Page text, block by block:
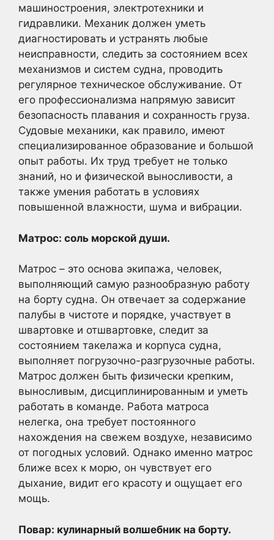
машиностроения, электротехники и
гидравлики. Механик должен уметь
диагностировать и устранять любые
неисправности, следить за состоянием всех
механизмов и систем судна, проводить
регулярное техническое обслуживание. От
его профессионализма напрямую зависит
безопасность плавания и сохранность груза.
Судовые механики, как правило, имеют
специализированное образование и большой
опыт работы. Их труд требует не только
знаний, но и физической выносливости, а
также умения работать в условиях
повышенной влажности, шума и вибрации.
Матрос: соль морской души.
Матрос – это основа экипажа, человек,
выполняющий самую разнообразную работу
на борту судна. Он отвечает за содержание
палубы в чистоте и порядке, участвует в
швартовке и отшвартовке, следит за
состоянием такелажа и корпуса судна,
выполняет погрузочно-разгрузочные работы.
Матрос должен быть физически крепким,
выносливым, дисциплинированным и уметь
работать в команде. Работа матроса
нелегка, она требует постоянного
нахождения на свежем воздухе, независимо
от погодных условий. Однако именно матрос
ближе всех к морю, он чувствует его
дыхание, видит его красоту и ощущает его
мощь.
Повар: кулинарный волшебник на борту.